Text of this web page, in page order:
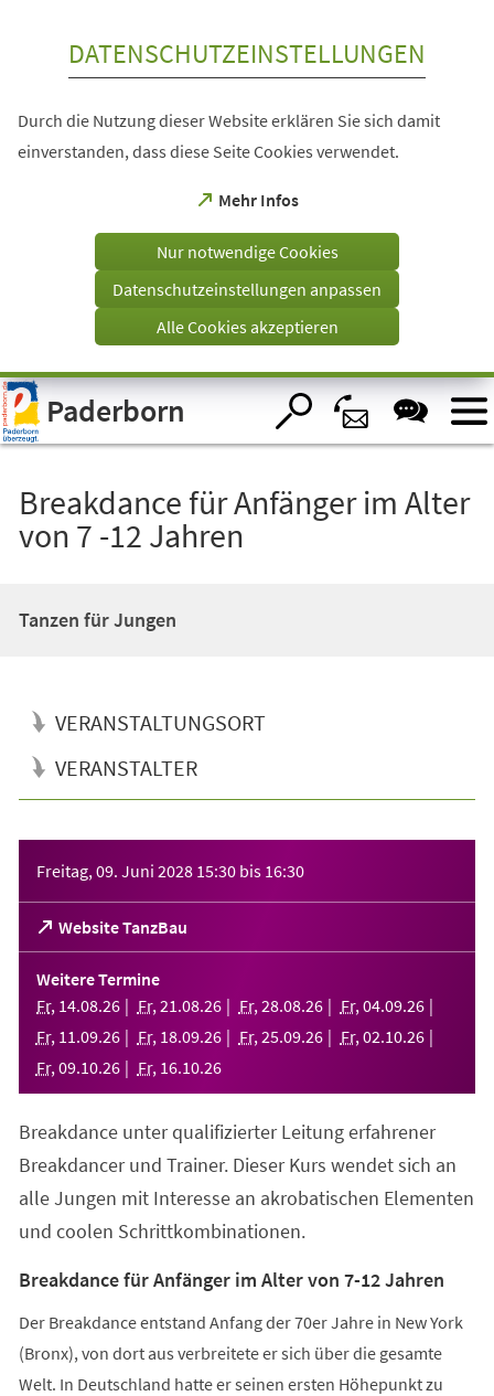
Visuelle
Assistenzsoftware
öffnen.
DATENSCHUTZEINSTELLUNGEN
Durch die Nutzung dieser Website erklären Sie sich damit
einverstanden, dass diese Seite Cookies verwendet.
Mehr Infos
(Öffnet
einem
Tab)
Nur notwendige Cookies
Datenschutzeinstellungen anpassen
Alle Cookies akzeptieren
Paderborn
Breakdance für Anfänger im Alter
von 7 -12 Jahren
Tanzen für Jungen
VERANSTALTUNGSORT
VERANSTALTER
Freitag, 09. Juni 2028 15:30 bis 16:30
Website TanzBau
(Öffnet
in
einem
neuen
Tab)
Weitere Termine
Fr, 14.08.26 Fr, 21 .08.26 Fr, 28.08.26 Fr, 04.09.26
Fr, 11 .09.26 Fr, 18.09.26 Fr, 25.09.26 Fr, 02.10.26
Fr, 09.10.26 Fr, 16.10.26
Breakdance unter qualifizierter Leitung erfahrener
Breakdancer und Trainer. Dieser Kurs wendet sich an
alle Jungen mit Interesse an akrobatischen Elementen
und coolen Schrittkombinationen.
Breakdance für Anfänger im Alter von 7-12 Jahren
Der Breakdance entstand Anfang der 70er Jahre in New York
(Bronx), von dort aus verbreitete er sich über die gesamte
Welt. In Deutschland hatte er seinen ersten Höhepunkt zu